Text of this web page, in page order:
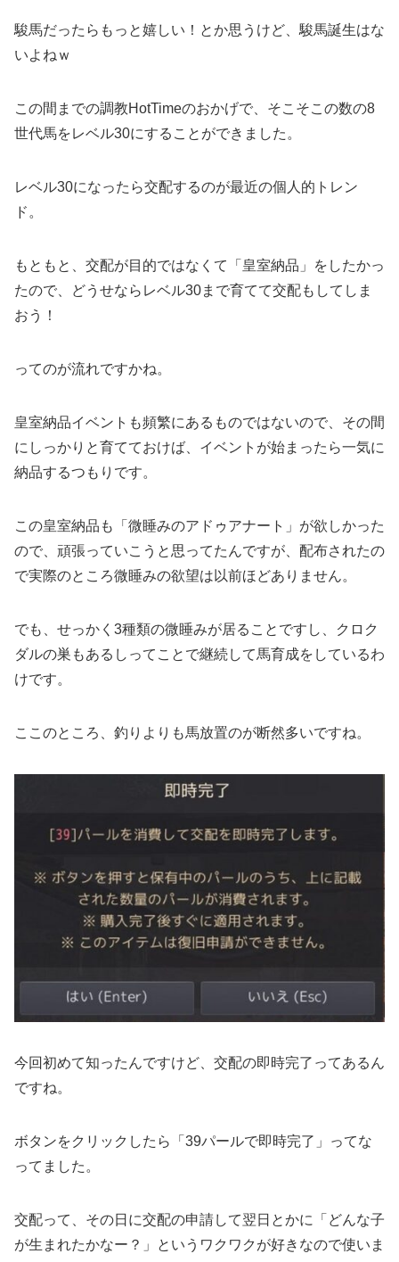
駿馬だったらもっと嬉しい！とか思うけど、駿馬誕生はな
いよねｗ
この間までの調教HotTimeのおかげで、そこそこの数の8
世代馬をレベル30にすることができました。
レベル30になったら交配するのが最近の個人的トレン
ド。
もともと、交配が目的ではなくて「皇室納品」をしたかっ
たので、どうせならレベル30まで育てて交配もしてしま
おう！
ってのが流れですかね。
皇室納品イベントも頻繁にあるものではないので、その間
にしっかりと育てておけば、イベントが始まったら一気に
納品するつもりです。
この皇室納品も「微睡みのアドゥアナート」が欲しかった
ので、頑張っていこうと思ってたんですが、配布されたの
で実際のところ微睡みの欲望は以前ほどありません。
でも、せっかく3種類の微睡みが居ることですし、クロク
ダルの巣もあるしってことで継続して馬育成をしているわ
けです。
ここのところ、釣りよりも馬放置のが断然多いですね。
今回初めて知ったんですけど、交配の即時完了ってあるん
ですね。
ボタンをクリックしたら「39パールで即時完了」ってな
ってました。
交配って、その日に交配の申請して翌日とかに「どんな子
が生まれたかなー？」というワクワクが好きなので使いま